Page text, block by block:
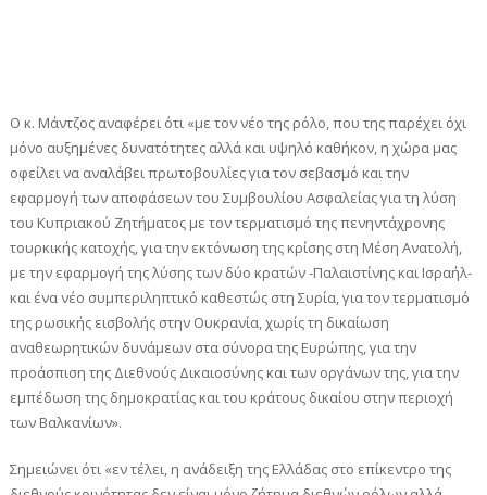
Ο κ. Μάντζος αναφέρει ότι «με τον νέο της ρόλο, που της παρέχει όχι
μόνο αυξημένες δυνατότητες αλλά και υψηλό καθήκον, η χώρα μας
οφείλει να αναλάβει πρωτοβουλίες για τον σεβασμό και την
εφαρμογή των αποφάσεων του Συμβουλίου Ασφαλείας για τη λύση
του Κυπριακού Ζητήματος με τον τερματισμό της πενηντάχρονης
τουρκικής κατοχής, για την εκτόνωση της κρίσης στη Μέση Ανατολή,
με την εφαρμογή της λύσης των δύο κρατών -Παλαιστίνης και Ισραήλ-
και ένα νέο συμπεριληπτικό καθεστώς στη Συρία, για τον τερματισμό
της ρωσικής εισβολής στην Ουκρανία, χωρίς τη δικαίωση
αναθεωρητικών δυνάμεων στα σύνορα της Ευρώπης, για την
προάσπιση της Διεθνούς Δικαιοσύνης και των οργάνων της, για την
εμπέδωση της δημοκρατίας και του κράτους δικαίου στην περιοχή
των Βαλκανίων».
Σημειώνει ότι «εν τέλει, η ανάδειξη της Ελλάδας στο επίκεντρο της